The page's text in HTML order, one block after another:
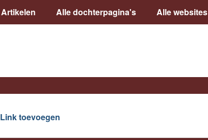
Artikelen Alle dochterpagina's Alle websites
Link toevoegen